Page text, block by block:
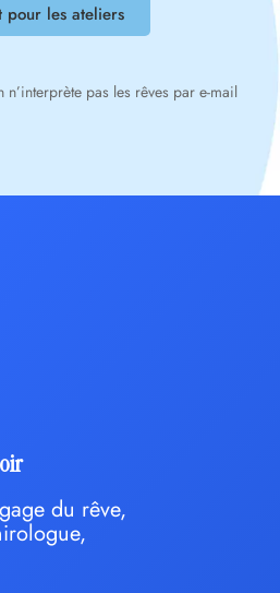
pour les ateliers
pas les rêves par e-mail
du rêve,